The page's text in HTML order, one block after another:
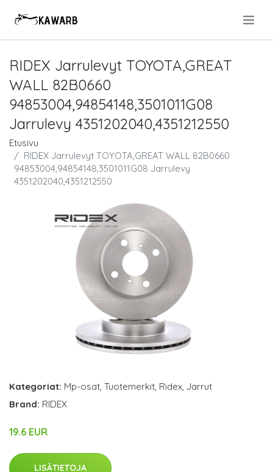
RIDEX Jarrulevyt TOYOTA,GREAT
WALL 82B0660
94853004,94854148,3501011G08
Jarrulevy 4351202040,4351212550
Etusivu
RIDEX Jarrulevyt TOYOTA,GREAT WALL 82B0660
94853004,94854148,3501011G08 Jarrulevy
4351202040,4351212550
Kategoriat: Mp-osat Tuotemerkit Ridex Jarrut
Brand: RIDEX
19.6 EUR
LISÄTIETOJA